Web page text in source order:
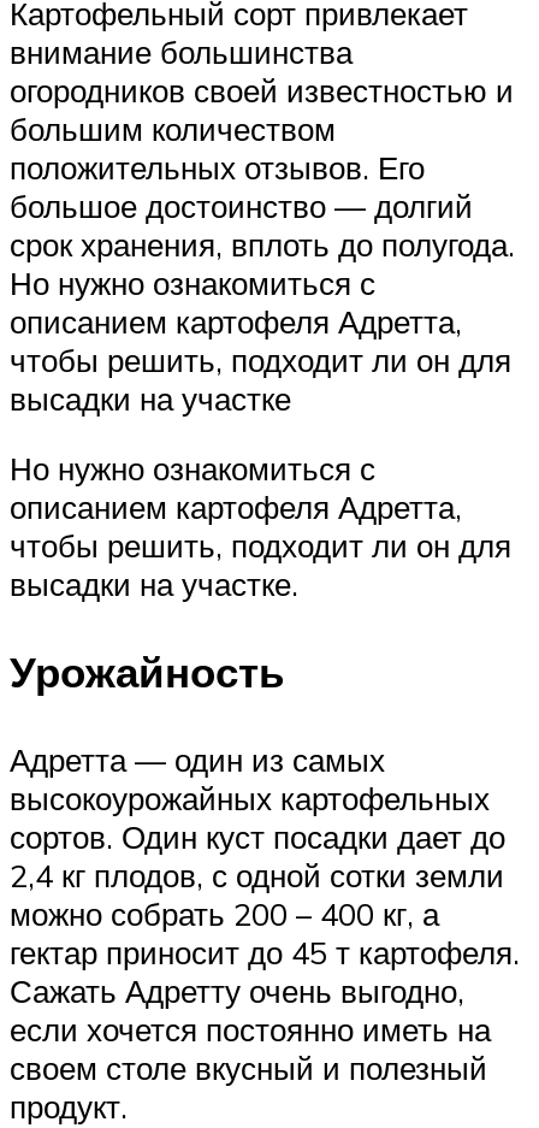
Картофельный сорт привлекает
внимание большинства
огородников своей известностью и
большим количеством
положительных отзывов. Его
большое достоинство — долгий
срок хранения, вплоть до полугода.
Но нужно ознакомиться с
описанием картофеля Адретта,
чтобы решить, подходит ли он для
высадки на участке
Но нужно ознакомиться с
описанием картофеля Адретта,
чтобы решить, подходит ли он для
высадки на участке.
Урожайность
Адретта — один из самых
высокоурожайных картофельных
сортов. Один куст посадки дает до
2,4 кг плодов, с одной сотки земли
можно собрать 200 – 400 кг, а
гектар приносит до 45 т картофеля.
Сажать Адретту очень выгодно,
если хочется постоянно иметь на
своем столе вкусный и полезный
продукт.